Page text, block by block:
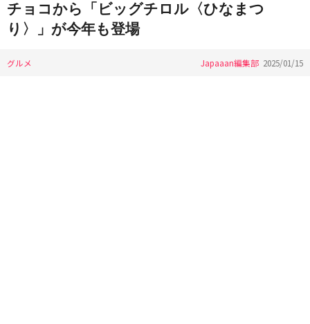
チョコから「ビッグチロル〈ひなまつ
り〉」が今年も登場
グルメ Japaaan編集部 2025/01/15